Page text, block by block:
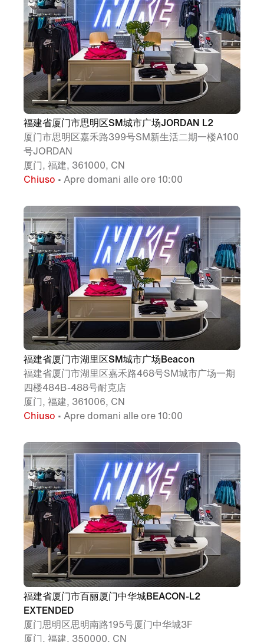
福建省厦门市思明区SM城市广场JORDAN L2
厦门市思明区嘉禾路399号SM新生活二期一楼A100
号JORDAN
厦门, 福建, 361000, CN
Chiuso • Apre domani alle ore 10:00
福建省厦门市湖里区SM城市广场Beacon
福建省厦门市湖里区嘉禾路468号SM城市广场一期
四楼484B-488号耐克店
厦门, 福建, 361006, CN
Chiuso • Apre domani alle ore 10:00
福建省厦门市百丽厦门中华城BEACON-L2
EXTENDED
厦门思明区思明南路195号厦门中华城3F
厦门, 福建, 350000, CN